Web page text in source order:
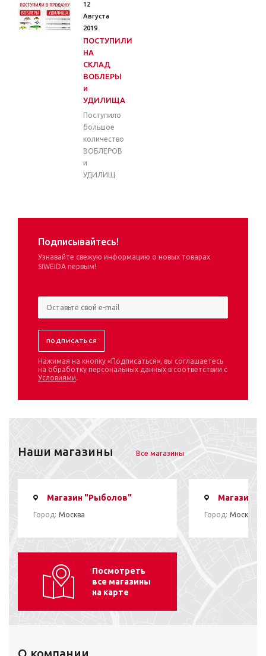
12
Августа
2019
ПОСТУПИЛИ
НА
СКЛАД
ВОБЛЕРЫ
и
УДИЛИЩА
Поступило
большое
количество
ВОБЛЕРОВ
и
УДИЛИЩ
Подписывайтесь!
Узнавайте свежую информацию о новых товарах
SIWEIDA первым!
Нажимая на кнопку «Подписаться», вы соглашаетесь
на обработку персональных данных в соответствии с
Условиями.
Наши магазины Все магазины
Магазин "Рыболов"
Город: Москва
Магазин
Город: Москва
Посмотреть
все магазины
на карте